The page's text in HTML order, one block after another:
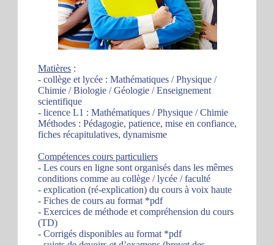
Matières :
- collège et lycée : Mathématiques / Physique /
Chimie / Biologie / Géologie / Enseignement
scientifique
- licence L1 : Mathématiques / Physique / Chimie
Méthodes : Pédagogie, patience, mise en confiance,
fiches récapitulatives, dynamisme
Compétences cours particuliers
- Les cours en ligne sont organisés dans les mêmes
conditions comme au collège / lycée / faculté
- explication (ré-explication) du cours à voix haute
- Fiches de cours au format *pdf
- Exercices de méthode et compréhension du cours
(TD)
- Corrigés disponibles au format *pdf